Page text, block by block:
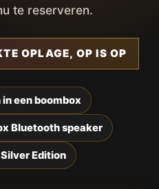
te reserveren.
OPLAGE, OP IS OP
een boombox
Bluetooth speaker
Edition